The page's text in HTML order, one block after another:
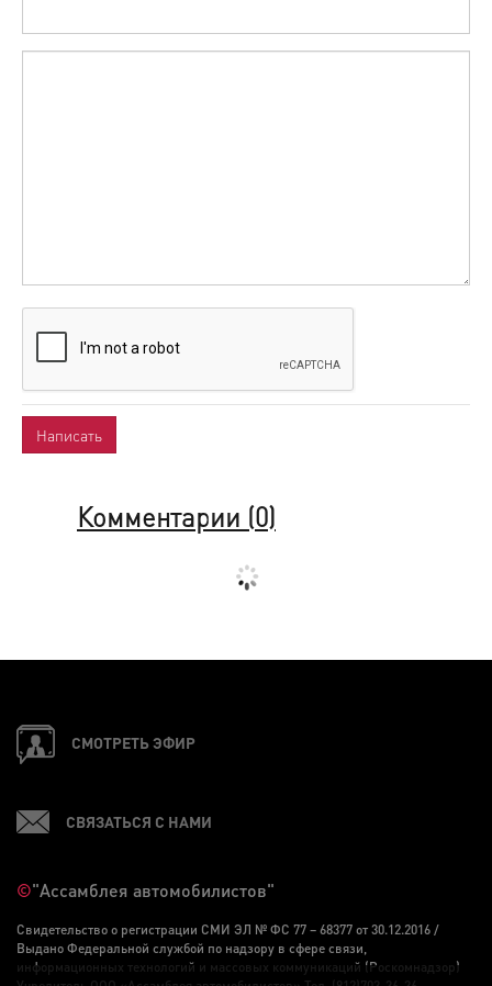
Комментарии (0)
СМОТРЕТЬ ЭФИР
СВЯЗАТЬСЯ С НАМИ
©"Ассамблея автомобилистов"
Свидетельство о регистрации СМИ ЭЛ № ФС 77 – 68377 от 30.12.2016 /
Выдано Федеральной службой по надзору в сфере связи,
информационных технологий и массовых коммуникаций (Роскомнадзор)